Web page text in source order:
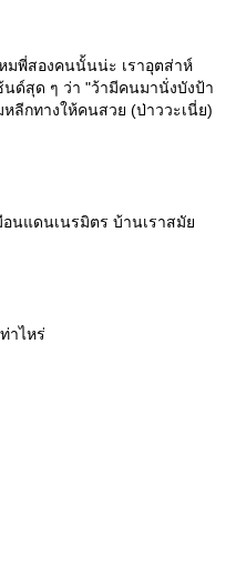
มพี่สองคนนั้นน่ะ เราอุตส่าห์
ด์สุด ๆ ว่า "ว้ามีคนมานั่งบังป้า
ลีกทางให้คนสวย (ป่าววะเนี่ย)
อนแดนเนรมิตร บ้านเราสมั
าไหร่